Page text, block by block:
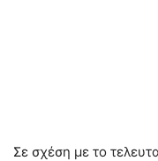
Σε σχέση με το